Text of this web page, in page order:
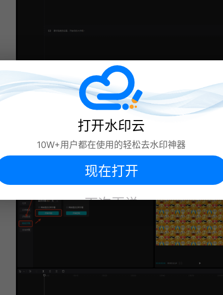
2、剪映会自动开始识别视频中的语
音，识别完成后，会自动生成字幕。你
可以根据个人需求，调整字幕的字体、
颜色、大小等样式，完成字幕调整后，
点击右上角的 “导出” 按钮，选择合适的
视频格式和分辨率，即可将添加了语音
打开水印云
10W+用户都在使用的轻松去水印神器
现在打开
下次再说